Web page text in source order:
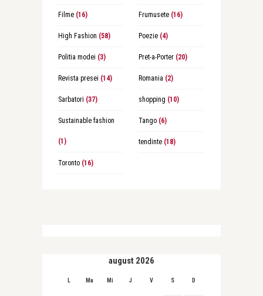
Filme(16) Frumusete(16)
High Fashion (58) Poezie(4)
Politia modei (3) Pret-a-Porter(20)
Revista presei (14) Romania (2)
Sarbatori (37) shopping (10)
Sustainable fashion
(1)
Tango(6)
tendinte(18)
Toronto(16)
august 2026
L Ma Mi J V S D